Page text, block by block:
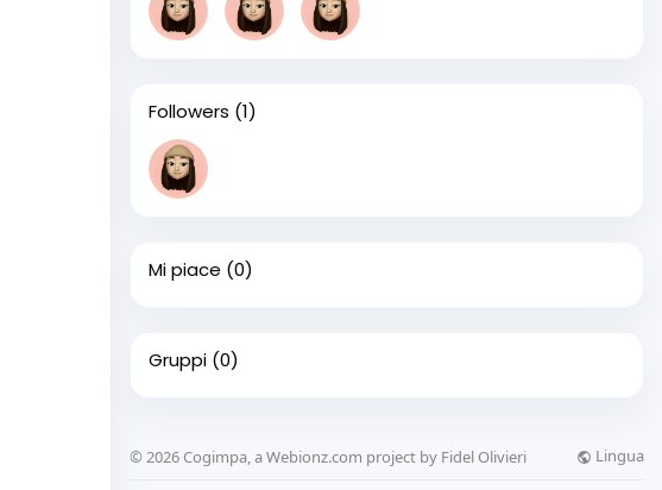
Followers (1)
Mi piace (0)
Gruppi (0)
© 2026 Cogimpa, a Webionz.com project by Fidel Olivieri Lingua